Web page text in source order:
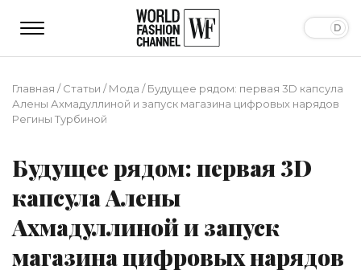
Главная /Статьи /Мода /Будущее рядом: первая 3D капсула
Алены Ахмадуллиной и запуск магазина цифровых нарядов
Регины Турбиной
Будущее рядом: первая 3D
капсула Алены
Ахмадуллиной и запуск
магазина цифровых нарядов